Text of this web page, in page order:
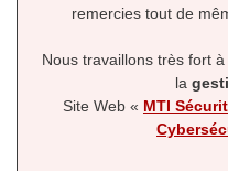
remercies tout de
Nous travaillons très fort à
la
Site Web « MTI